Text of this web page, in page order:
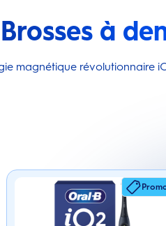
Brosses à
magnétique révolutionnaire